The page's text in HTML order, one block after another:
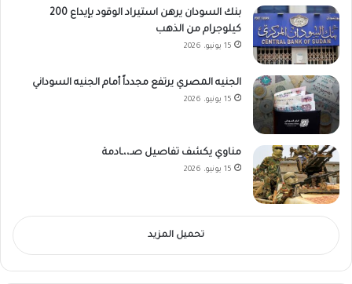
بنك السودان يرهن استيراد الوقود بإيداع 200
كيلوجرام من الذهب
15 يونيو، 2026
الجنيه المصري يرتفع مجدداً أمام الجنيه السوداني
15 يونيو، 2026
مناوي يكشف تفاصيل صـ،،ـادمة
15 يونيو، 2026
تحميل المزيد